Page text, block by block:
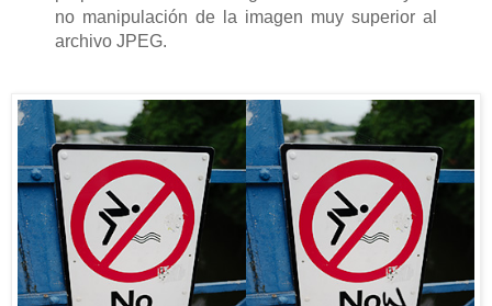
no manipulación de la imagen muy superior al
archivo JPEG.